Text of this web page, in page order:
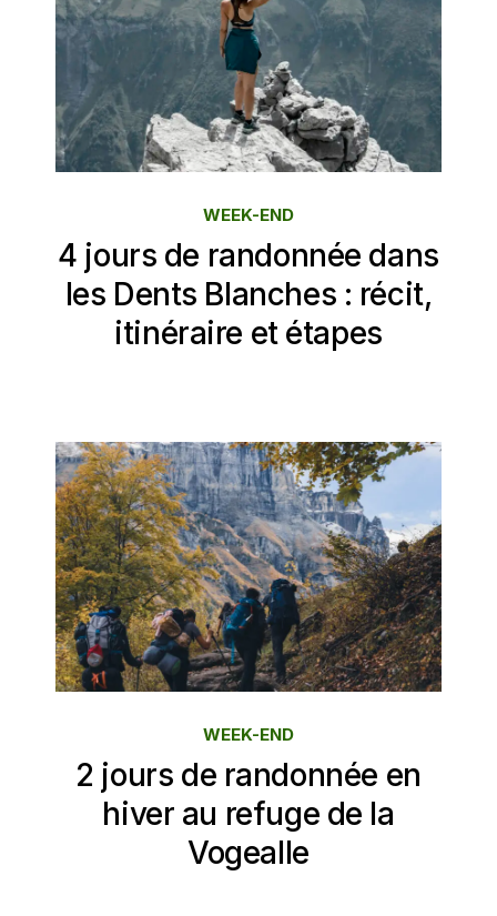
4 jours de randonnée dans
les Dents Blanches : récit,
itinéraire et étapes
WEEK-END
2 jours de randonnée en
hiver au refuge de la
Vogealle
WEEK-END